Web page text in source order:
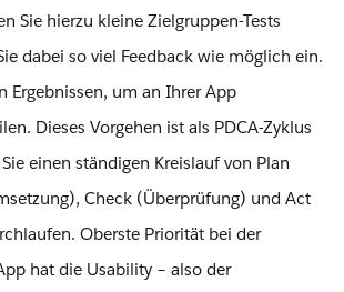
Sie hierzu kleine Zielgruppen-Tests
dabei so viel Feedback wie möglich ein.
Ergebnissen, um an Ihrer App
Dieses Vorgehen ist als PDCA-Zyklus
einen ständigen Kreislauf von Plan
Check (Überprüfung) und Act
Oberste Priorität bei der
hat die Usability – also der